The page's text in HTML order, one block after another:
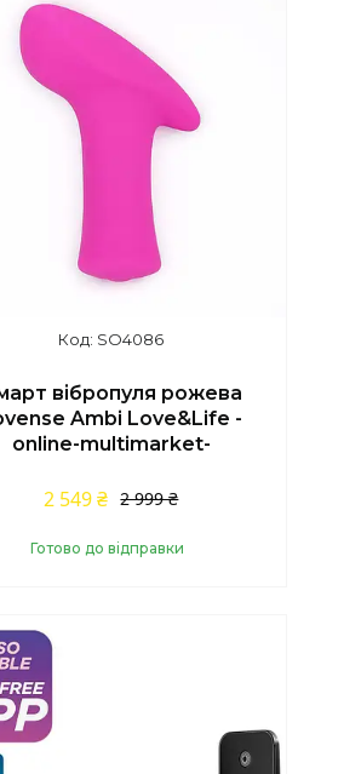
42 дні
SO4086
вібропуля рожева
Ambi Love&Life -
online-multimarket-
2 999 ₴
2 549 ₴
Готово до відправки
45 днів